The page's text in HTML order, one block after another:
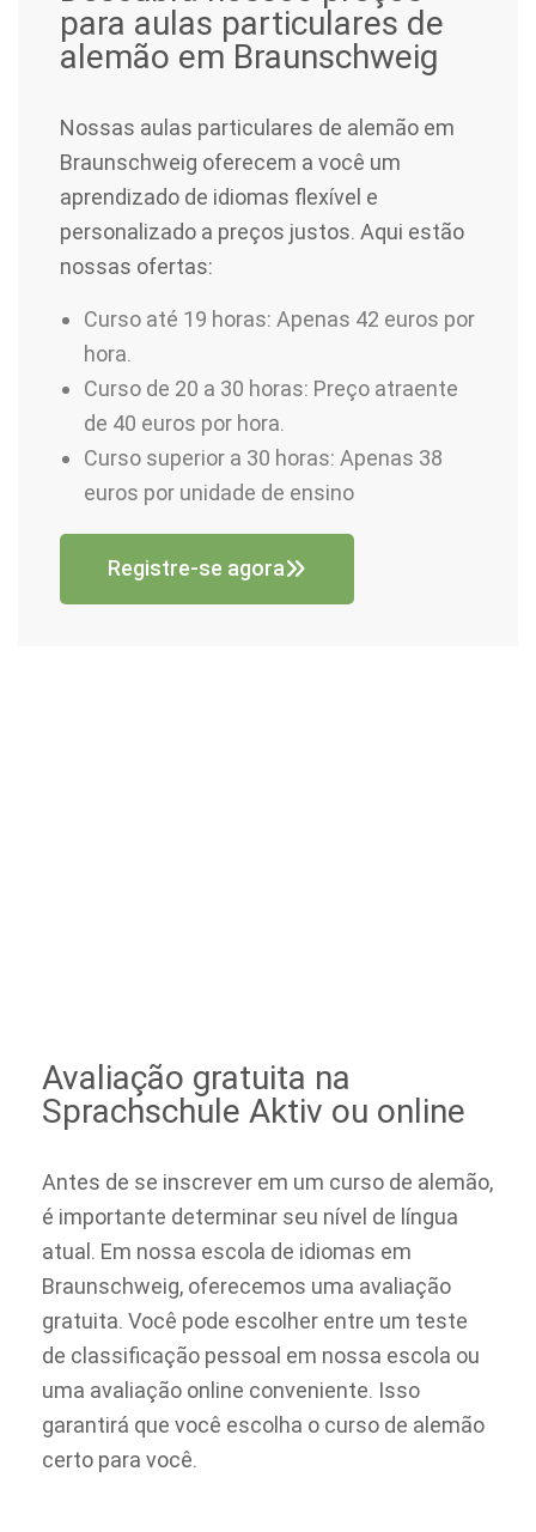
para aulas particulares de
alemão em Braunschweig
Nossas aulas particulares de alemão em
Braunschweig oferecem a você um
aprendizado de idiomas flexível e
personalizado a preços justos. Aqui estão
nossas ofertas:
Curso até 19 horas: Apenas 42 euros por
hora.
Curso de 20 a 30 horas: Preço atraente
de 40 euros por hora.
Curso superior a 30 horas: Apenas 38
euros por unidade de ensino
Registre-se agora
Avaliação gratuita na
Sprachschule Aktiv ou online
Antes de se inscrever em um curso de alemão,
é importante determinar seu nível de língua
atual. Em nossa escola de idiomas em
Braunschweig, oferecemos uma avaliação
gratuita. Você pode escolher entre um teste
de classificação pessoal em nossa escola ou
uma avaliação online conveniente. Isso
garantirá que você escolha o curso de alemão
certo para você.